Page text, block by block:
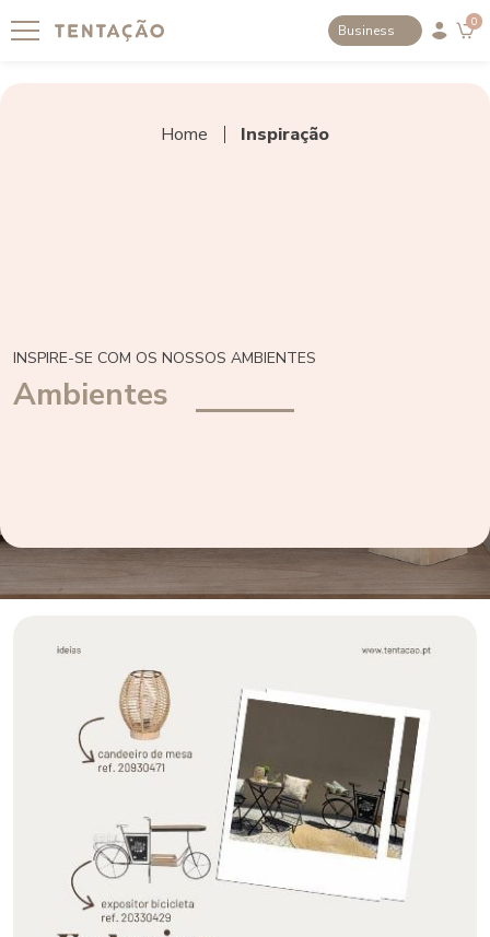
Business
0
Home Inspiração
INSPIRE-SE COM OS NOSSOS AMBIENTES
Ambientes